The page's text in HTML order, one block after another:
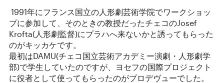
1991年にフランス国立の人形劇芸術学院でワークショッ
プに参加して、そのときの教授だったチェコのJosef
Krofta(人形劇監督)にプラハへ来ないかと誘ってもらった
のがキッカケです。
最初はDAMU(チェコ国立芸術アカデミー演劇・人形劇学
部)で学生していたのですが、ヨセフの国際プロジェクト
に役者として使ってもらったのがプロデヴューでした。